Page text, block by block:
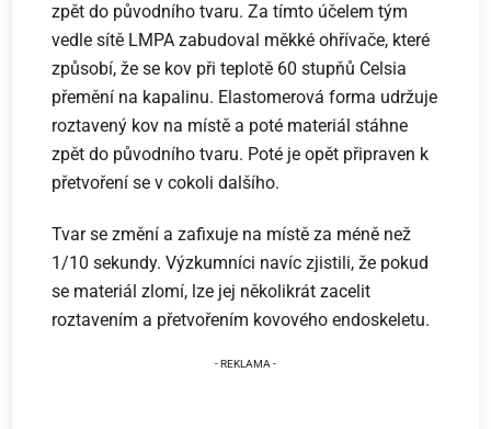
zpět do původního tvaru. Za tímto účelem tým
vedle sítě LMPA zabudoval měkké ohřívače, které
způsobí, že se kov při teplotě 60 stupňů Celsia
přemění na kapalinu. Elastomerová forma udržuje
roztavený kov na místě a poté materiál stáhne
zpět do původního tvaru. Poté je opět připraven k
přetvoření se v cokoli dalšího.
Tvar se změní a zafixuje na místě za méně než
1/10 sekundy. Výzkumníci navíc zjistili, že pokud
se materiál zlomí, lze jej několikrát zacelit
roztavením a přetvořením kovového endoskeletu.